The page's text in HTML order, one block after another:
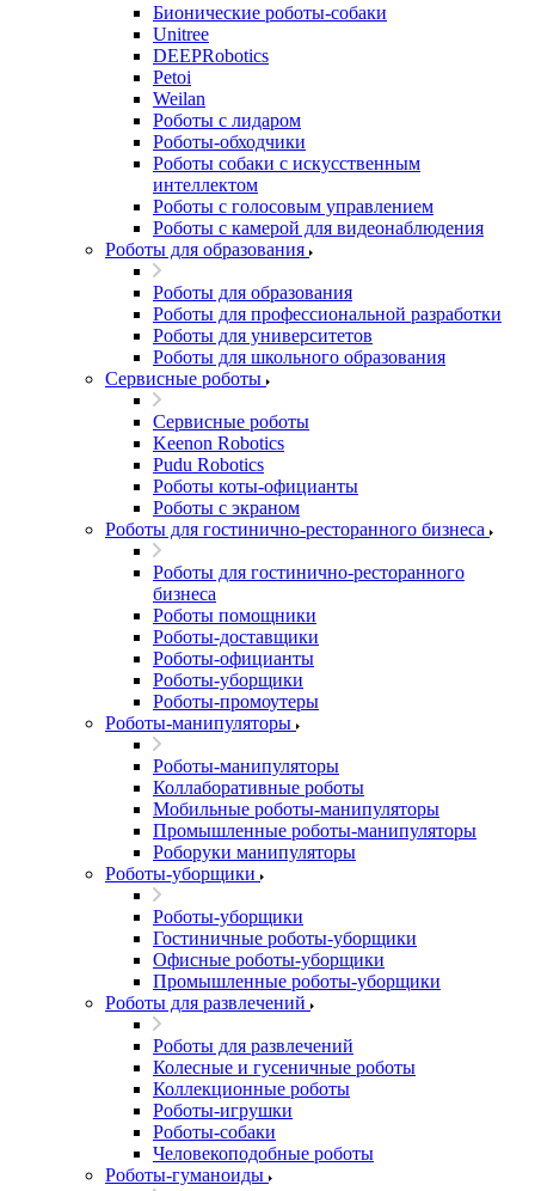
Бионические роботы-собаки
Unitree
DEEPRobotics
Petoi
Weilan
Роботы с лидаром
Роботы-обходчики
Роботы собаки с искусственным
интеллектом
Роботы с голосовым управлением
Роботы с камерой для видеонаблюдения
Роботы для образования
Роботы для образования
Роботы для профессиональной разработки
Роботы для университетов
Роботы для школьного образования
Сервисные роботы
Сервисные роботы
Keenon Robotics
Pudu Robotics
Роботы коты-официанты
Роботы с экраном
Роботы для гостинично-ресторанного бизнеса
Роботы для гостинично-ресторанного
бизнеса
Роботы помощники
Роботы-доставщики
Роботы-официанты
Роботы-уборщики
Роботы-промоутеры
Роботы-манипуляторы
Роботы-манипуляторы
Коллаборативные роботы
Мобильные роботы-манипуляторы
Промышленные роботы-манипуляторы
Роборуки манипуляторы
Роботы-уборщики
Роботы-уборщики
Гостиничные роботы-уборщики
Офисные роботы-уборщики
Промышленные роботы-уборщики
Роботы для развлечений
Роботы для развлечений
Колесные и гусеничные роботы
Коллекционные роботы
Роботы-игрушки
Роботы-собаки
Человекоподобные роботы
Роботы-гуманоиды